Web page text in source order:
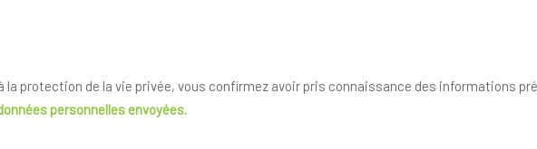
la protection de la vie privée, vous confirmez avoir pris connaissance des informations
personnelles envoyées.